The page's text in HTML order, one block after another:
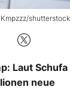
shutterstock
Laut Schufa
neue